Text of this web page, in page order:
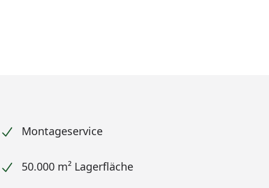
Montageservice
50.000 m² Lagerfläche